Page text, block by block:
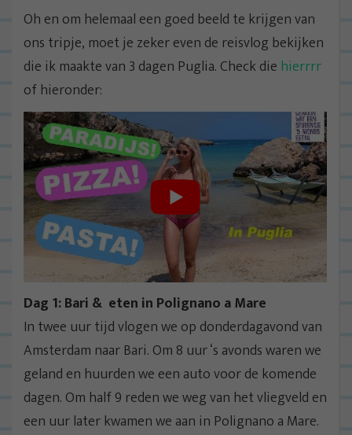
Oh en om helemaal een goed beeld te krijgen van
ons tripje, moet je zeker even de reisvlog bekijken
die ik maakte van 3 dagen Puglia. Check die hierrrr
of hieronder:
Dag 1: Bari & eten in Polignano a Mare
In twee uur tijd vlogen we op donderdagavond van
Amsterdam naar Bari. Om 8 uur ‘s avonds waren we
geland en huurden we een auto voor de komende
dagen. Om half 9 reden we weg van het vliegveld en
een uur later kwamen we aan in Polignano a Mare.